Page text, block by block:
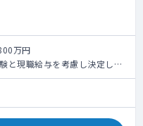
タプラットフォーム（NEXT
病院 70箇所以上に展開）を
医療機関との関係性を軸に、
急性期、希少疾患などの疾患
た製薬企業向け医療データサ
ている企業です。
ービスでは、電子カルテの
万円
と現職給与を考慮し決定しま
床アルバイトの副業可